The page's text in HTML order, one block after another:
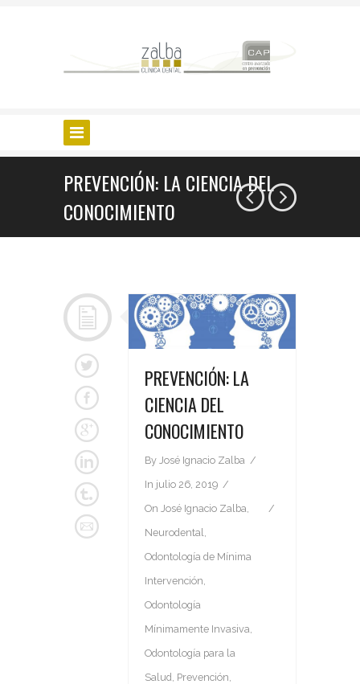
PREVENCIÓN: LA CIENCIA DEL
CONOCIMIENTO
PREVENCIÓN: LA
CIENCIA DEL
CONOCIMIENTO
By José Ignacio Zalba
In julio 26, 2019
On José Ignacio Zalba
Neurodental
Odontología de Mínima
Intervención
Odontología
Mínimamente Invasiva
Odontología para la
Salud Prevención